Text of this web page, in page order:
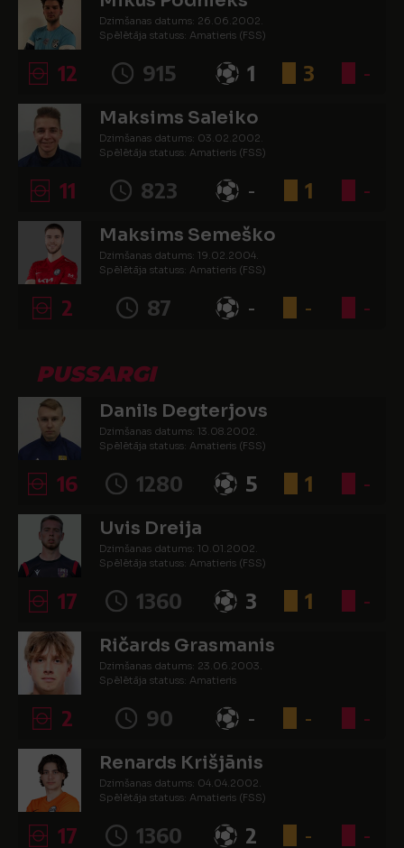
Dzimšanas datums: 26.06.2002.
Spēlētāja statuss: Amatieris (FSS)
12 915 1 3 -
Maksims Saleiko
Dzimšanas datums: 03.02.2002.
Spēlētāja statuss: Amatieris (FSS)
11 823 - 1 -
Maksims Semeško
Dzimšanas datums: 19.02.2004.
Spēlētāja statuss: Amatieris (FSS)
2 87 - - -
PUSSARGI
Danils Degterjovs
Dzimšanas datums: 13.08.2002.
Spēlētāja statuss: Amatieris (FSS)
16 1280 5 1 -
Uvis Dreija
Dzimšanas datums: 10.01.2002.
Spēlētāja statuss: Amatieris (FSS)
17 1360 3 1 -
Ričards Grasmanis
Dzimšanas datums: 23.06.2003.
Spēlētāja statuss: Amatieris
2 90 - - -
Renards Krišjānis
Dzimšanas datums: 04.04.2002.
Spēlētāja statuss: Amatieris (FSS)
17 1360 2 - -